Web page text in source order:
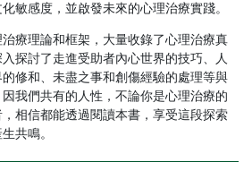
敏感度，並啟發未來的心理治療實踐。
療理論和框架，大量收錄了心理治療真
探討了走進受助者內心世界的技巧、人
修和、未盡之事和創傷經驗的處理等與
我們共有的人性，不論你是心理治療的
相信都能透過閱讀本書，享受這段探索
共鳴。